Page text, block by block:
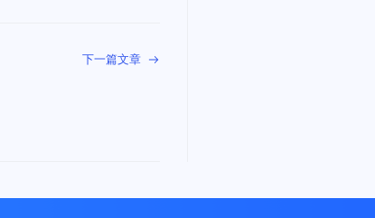
下一篇文章